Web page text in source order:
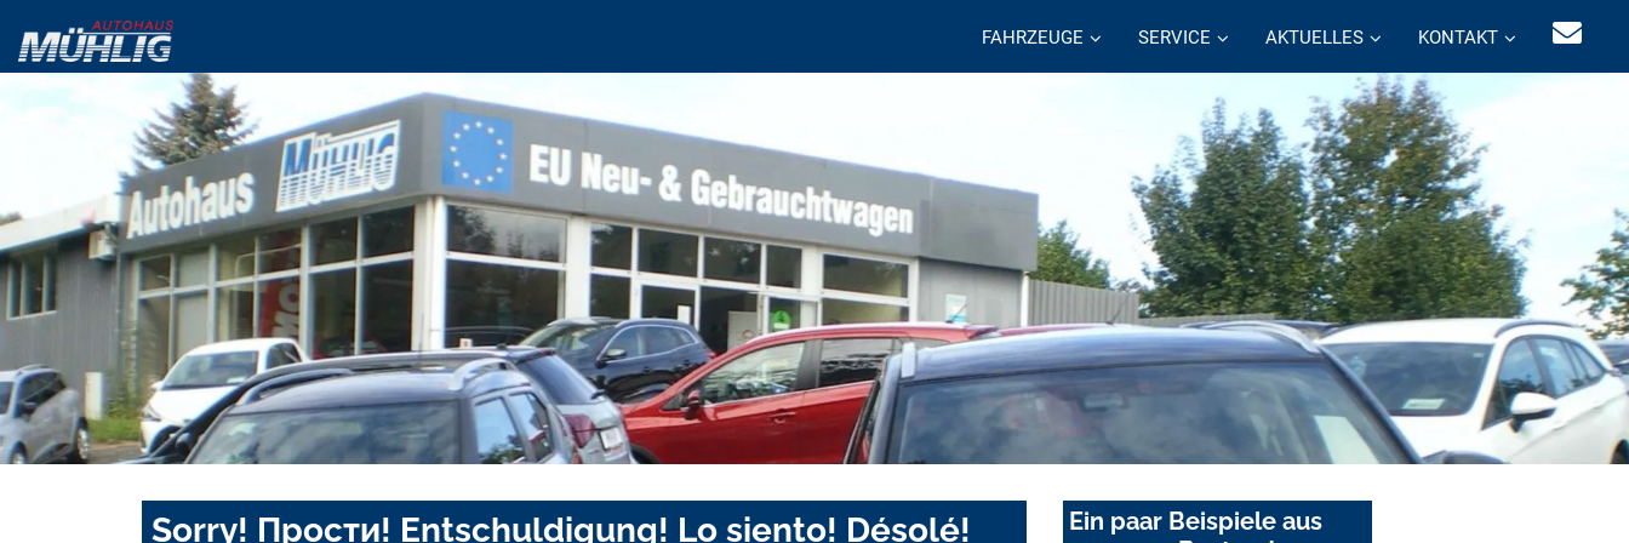
FAHRZEUGE SERVICE AKTUELLES KONTAKT
Sorry! Прости! Entschuldigung! Lo siento! Désolé!
Ein paar Beispiele aus